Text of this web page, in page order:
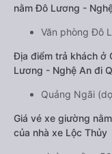
nằm Đô Lương -
Văn phòng Đô
Địa điểm trả khách ở
Lương - Nghệ An đi
Quảng Ngãi
Giá vé xe giường
của nhà xe Lộc Thủy